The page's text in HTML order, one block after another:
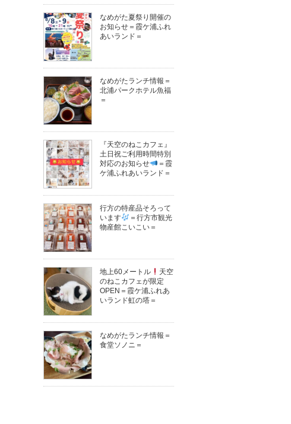
なめがた夏祭り開催の
お知らせ＝霞ケ浦ふれ
あいランド＝
なめがたランチ情報＝
北浦パークホテル魚福
＝
『天空のねこカフェ』
土日祝ご利用時間特別
対応のお知らせ
＝霞
ケ浦ふれあいランド＝
行方の特産品そろって
います
＝行方市観光
物産館こいこい＝
地上60メートル
天空
のねこカフェが限定
OPEN＝霞ケ浦ふれあ
いランド虹の塔＝
なめがたランチ情報＝
食堂ソノニ＝